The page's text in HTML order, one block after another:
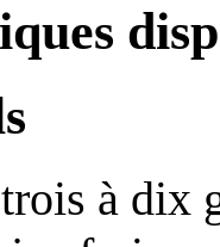
à dix